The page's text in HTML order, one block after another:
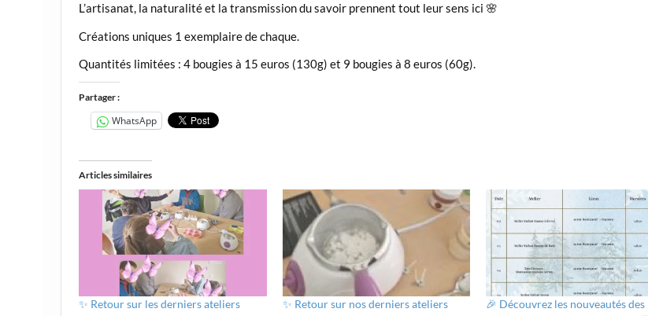
L’artisanat, la naturalité et la transmission du savoir prennent tout leur sens ici 🌸
Créations uniques 1 exemplaire de chaque.
Quantités limitées : 4 bougies à 15 euros (130g) et 9 bougies à 8 euros (60g).
Partager :
WhatsApp
Articles similaires
✨ Retour sur les derniers ateliers
✨ Retour sur nos derniers ateliers
🎉 Découvrez les nouveautés des